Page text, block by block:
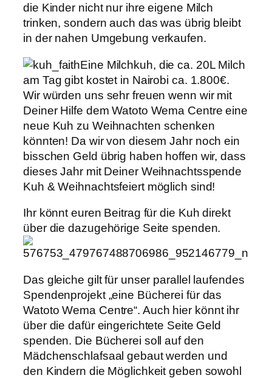
die Kinder nicht nur ihre eigene Milch
trinken, sondern auch das was übrig bleibt
in der nahen Umgebung verkaufen.
Eine Milchkuh, dieca. 20L Milch
am Tag gibt kostet in Nairobi ca. 1.800€.
Wir würden uns sehr freuen wenn wir mit
Deiner Hilfe dem Watoto Wema Centre eine
neue Kuh zu Weihnachten schenken
könnten! Da wir von diesem Jahr noch ein
bisschen Geld übrig haben hoffen wir, dass
dieses Jahr mit Deiner Weihnachtsspende
Kuh & Weihnachtsfeiert möglich sind!
Ihr könnt euren Beitrag für die Kuh direkt
über die dazugehörige Seite spenden.
Das gleiche gilt für unser parallel laufendes
Spendenprojekt „eine Bücherei für das
Watoto Wema Centre“. Auch hier könnt ihr
über die dafür eingerichtete Seite Geld
spenden. Die Bücherei soll auf den
Mädchenschlafsaal gebaut werden und
den Kindern die Möglichkeit geben sowohl